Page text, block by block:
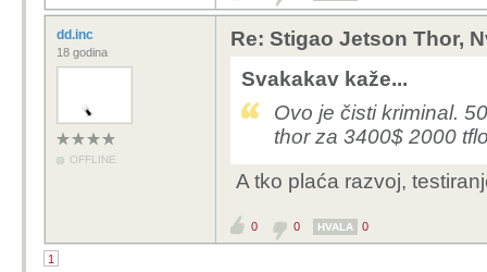
dd.inc
18 godina
OFFLINE
Re: Stigao Jetson Thor,
Svakakav kaže...
Ovo je čisti kriminal.
thor za 3400$ 2000
A tko plaća razvoj,
0 0 HVALA 0
1